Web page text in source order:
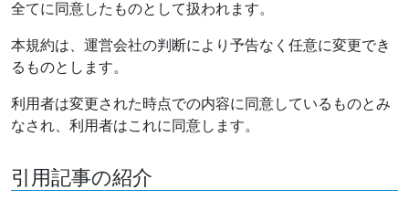
全てに同意したものとして扱われます。
本規約は、運営会社の判断により予告なく任意に変更でき
るものとします。
利用者は変更された時点での内容に同意しているものとみ
なされ、利用者はこれに同意します。
引用記事の紹介